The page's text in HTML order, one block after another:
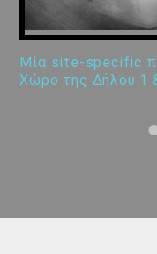
Μία site-specific
Χώρο της Δήλου 1